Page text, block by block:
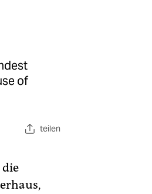
of
teilen